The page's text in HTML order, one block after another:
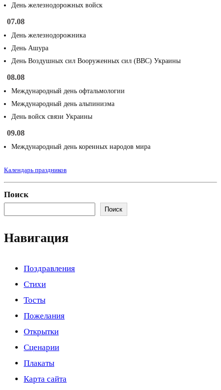
День железнодорожных войск
07.08
День железнодорожника
День Ашура
День Воздушных сил Вооруженных сил (ВВС) Украины
08.08
Международный день офтальмологии
Международный день альпинизма
День войск связи Украины
09.08
Международный день коренных народов мира
Календарь праздников
Поиск
Поиск
Навигация
Поздравления
Стихи
Тосты
Пожелания
Открытки
Сценарии
Плакаты
Карта сайта